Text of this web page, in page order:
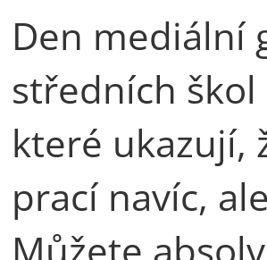
Den mediální
středních
které ukazují,
prací navíc,
Můžete